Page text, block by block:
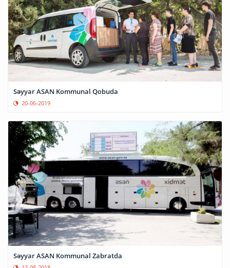
Səyyar ASAN Kommunal Qobuda
20-06-2019
Səyyar ASAN Kommunal Zabratda